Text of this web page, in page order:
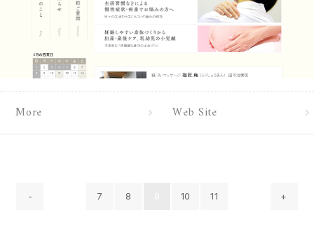
More Web Site
- 7 8 10 11 +